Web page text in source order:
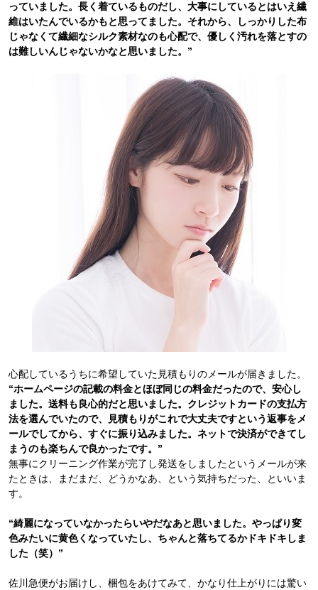
っていました。長く着ているものだし、大事にしているとはいえ繊
維はいたんでいるかもと思ってました。それから、しっかりした布
じゃなくて繊細なシルク素材なのも心配で、優しく汚れを落とすの
は難しいんじゃないかなと思いました。”
心配しているうちに希望していた見積もりのメールが届きました。
“ホームページの記載の料金とほぼ同じの料金だったので、安心し
ました。送料も良心的だと思いました。クレジットカードの支払方
法を選んでいたので、見積もりがこれで大丈夫ですという返事をメ
ールでしてから、すぐに振り込みました。ネットで決済ができてし
まうのも楽ちんで良かったです。”
無事にクリーニング作業が完了し発送をしましたというメールが来
たときは、まだまだ、どうかなあ、という気持ちだった、といいま
す。
“綺麗になっていなかったらいやだなあと思いました。やっぱり変
色みたいに黄色くなっていたし、ちゃんと落ちてるかドキドキしま
した（笑）”
佐川急便がお届けし、梱包をあけてみて、かなり仕上がりには驚い